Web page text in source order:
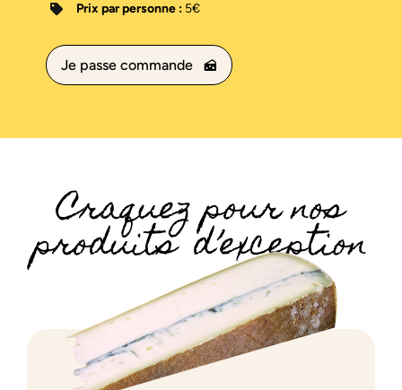
Prix par personne : 5€
Je passe commande
Craquez pour nos
produits d’exception